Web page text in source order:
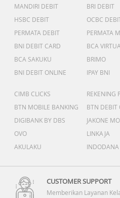
MANDIRI DEBIT BRI DEBIT
HSBC DEBIT
OCBC
PERMATA DEBIT
PERMATA
BNI DEBIT CARD
BCA
BCA SAKUKU
BRIMO
BNI DEBIT ONLINE
IPAY BNI
CIMB CLICKS
REKENING
BTN MOBILE BANKING
BTN DEBIT
DIGIBANK BY DBS
JAKONE
OVO
LINKAJA
AKULAKU
INDODANA
CUSTOMER SUPPORT
Memberikan Layanan